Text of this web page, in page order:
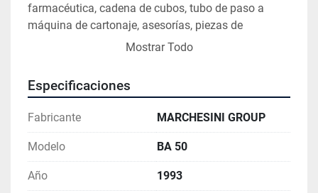
farmacéutica, cadena de cubos, tubo de paso a
máquina de cartonaje, asesorías, piezas de
repuesto, manuales, empresa farmacéutica de
Mostrar Todo
Especificaciones
Fabricante MARCHESINI GROUP
Modelo BA 50
Año 1993